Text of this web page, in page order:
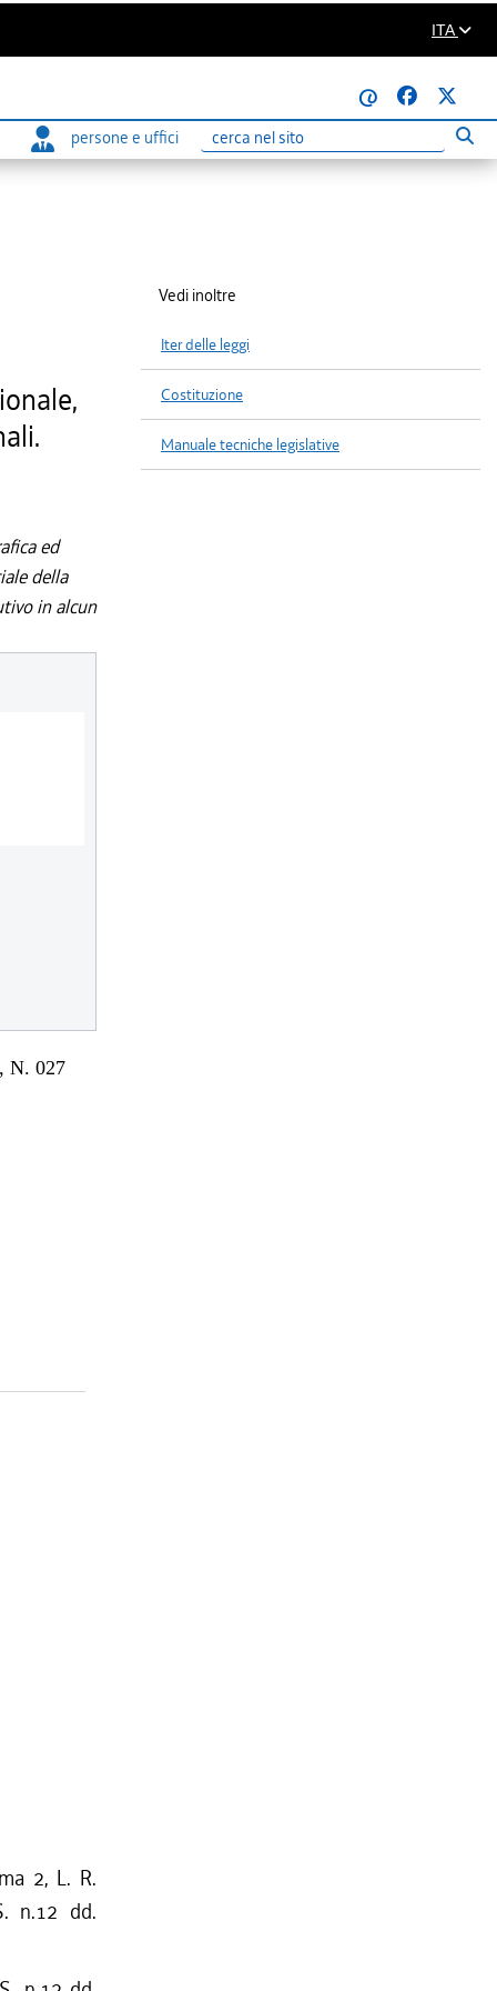
ITA
@
persone e uffici
Ricerca
ed
della
in alcun
N. 027
2, L. R.
n.12 dd.
Vedi inoltre
Iter delle leggi
Costituzione
Manuale tecniche legislative